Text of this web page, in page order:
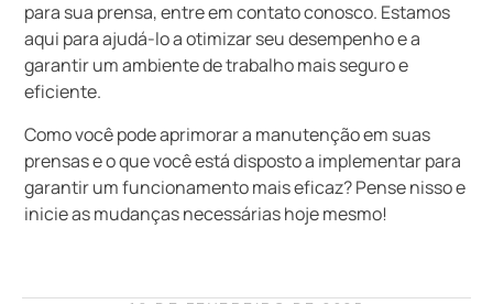
para sua prensa, entre em contato conosco. Estamos
aqui para ajudá-lo a otimizar seu desempenho e a
garantir um ambiente de trabalho mais seguro e
eficiente.
Como você pode aprimorar a manutenção em suas
prensas e o que você está disposto a implementar para
garantir um funcionamento mais eficaz? Pense nisso e
inicie as mudanças necessárias hoje mesmo!